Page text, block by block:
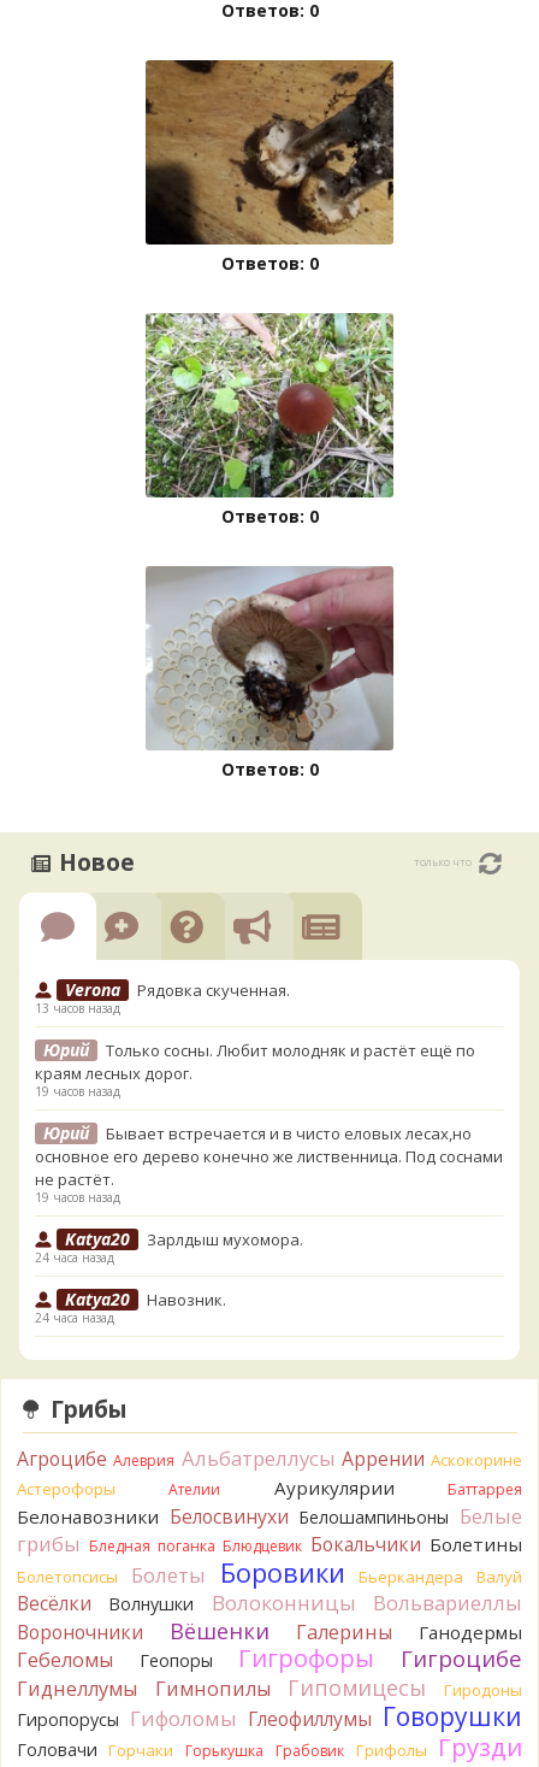
Ответов: 0
Ответов: 0
Ответов: 0
Ответов: 0
Новое только что
Verona Рядовка скученная.
13 часов назад
Юрий
Только сосны. Любит молодняк и растёт ещё по
краям лесных дорог.
19 часов назад
Юрий
Бывает встречается и в чисто еловых лесах,но
основное его дерево конечно же лиственница. Под соснами
не растёт.
19 часов назад
Katya20 Зарлдыш мухомора.
24 часа назад
Katya20 Навозник.
24 часа назад
Verona Скорее всего он.
2 дня назад
Verona
2 дня назад
Verona
Рядовка мыльная, судя по пластинкам.
Правильно сделали, что не взяли.
2 дня назад
BorisM Подгруздок чёрный, или близкие виды
2 дня назад
BorisM Сдаётся мне, на земле и в руке - разные грибы.
2 дня назад
Кирилл
Вони не было, но вода и гриб при варке
начали желтеть. Выкинул. Большое спасибо.
2 дня назад
Грибы
Агроцибе Алеврия Альбатреллусы Аррении Аскокорине
Астерофоры
Ателии Аурикулярии Баттаррея
Белонавозники Белосвинухи Белошампиньоны Белые
грибы Бледная поганка Блюдцевик Бокальчики Болетины
Болетопсисы Болеты Боровики Бьеркандера Валуй
Весёлки Волнушки Волоконницы Вольвариеллы
Вороночники Вёшенки Галерины Ганодермы
Гебеломы Геопоры Гигрофоры Гигроцибе
Гиднеллумы Гимнопилы Гипомицесы Гиродоны
Гиропорусы Гифоломы Глеофиллумы Говорушки
Головачи Горчаки Горькушка Грабовик Грифолы Грузди